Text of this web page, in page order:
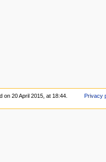
on 20 April 2015, at 18:44. Privacy